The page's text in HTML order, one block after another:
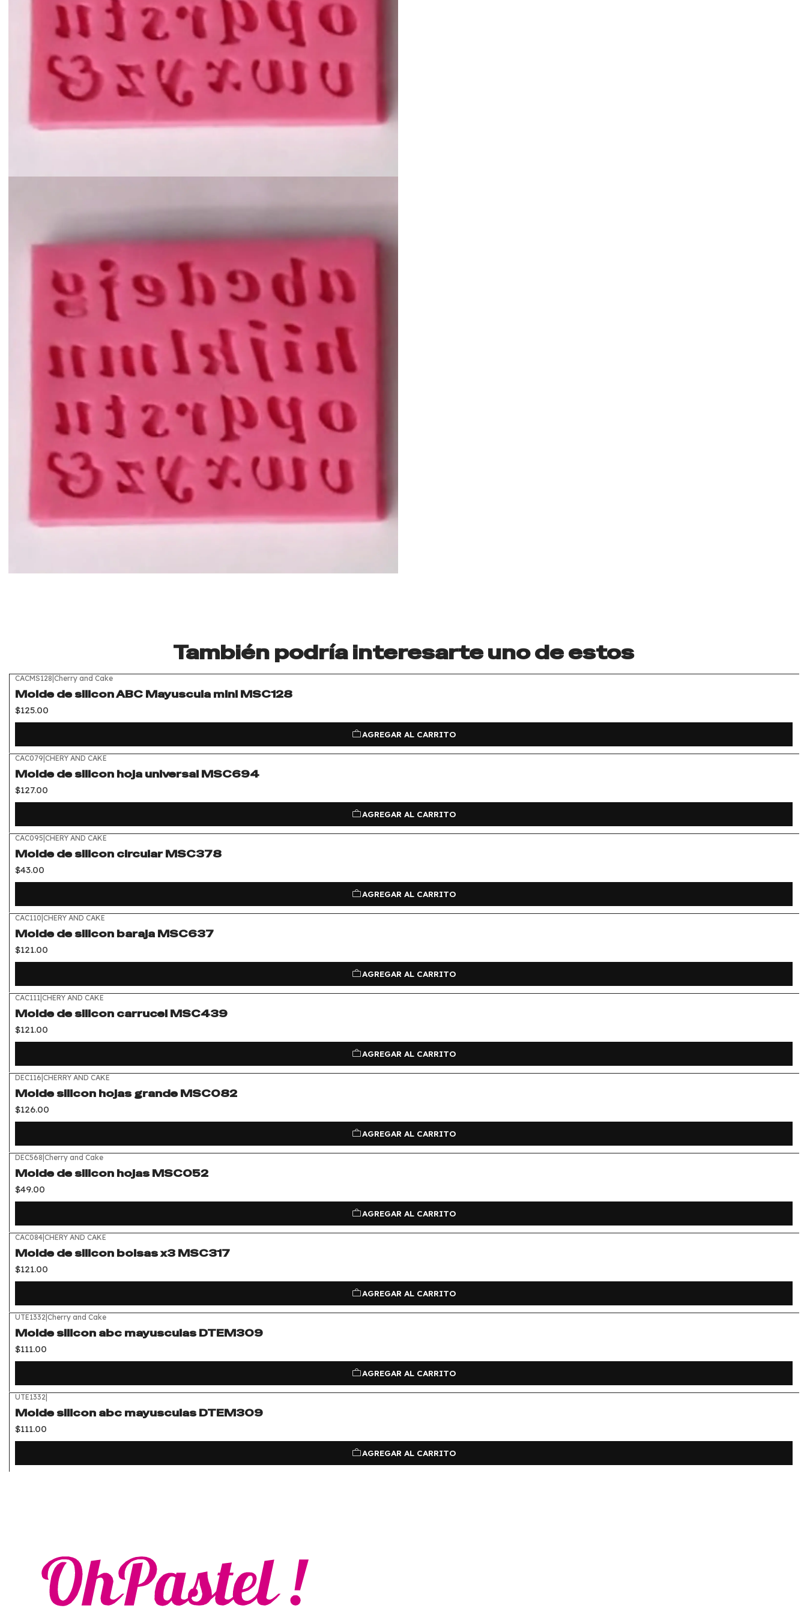
También podría interesarte uno de estos
CACMS128 Cherry and Cake
Molde de silicon ABC Mayuscula mini MSC128
$125.00
AGREGAR AL CARRITO
CAC079 CHERY AND CAKE
Molde de silicon hoja universal MSC694
$127.00
AGREGAR AL CARRITO
CAC095 CHERY AND CAKE
Molde de silicon circular MSC378
$43.00
AGREGAR AL CARRITO
CAC110 CHERY AND CAKE
Molde de silicon baraja MSC637
$121.00
AGREGAR AL CARRITO
CAC111| CHERY AND CAKE
Molde de silicon carrucel MSC439
$121.00
AGREGAR AL CARRITO
DEC116 CHERRY AND CAKE
Molde silicon hojas grande MSC082
$126.00
AGREGAR AL CARRITO
DEC568 Cherry and Cake
Molde de silicon hojas MSC052
$49.00
AGREGAR AL CARRITO
CAC084| CHERY AND CAKE
Molde de silicon bolsas x3 MSC317
$121.00
AGREGAR AL CARRITO
UTE1332| Cherry and Cake
Molde silicon abc mayusculas DTEM309
$111.00
AGREGAR AL CARRITO
UTE1332|
Molde silicon abc mayusculas DTEM309
$111.00
AGREGAR AL CARRITO